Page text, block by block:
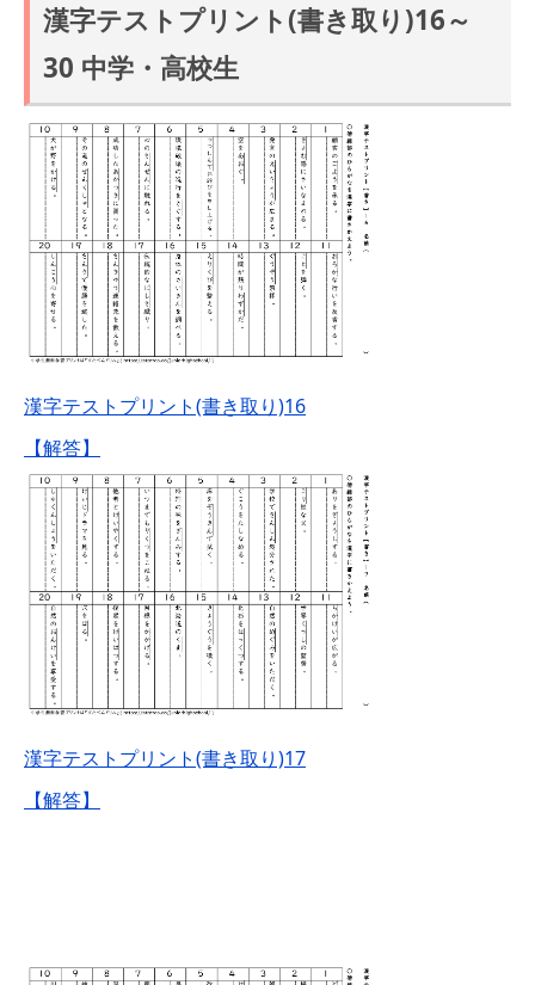
漢字テストプリント(書き取り)16～
30 中学・高校生
漢字テストプリント(書き取り)16
【解答】
漢字テストプリント(書き取り)17
【解答】